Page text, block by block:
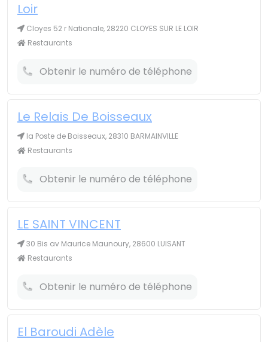
Loir
Cloyes 52 r Nationale, 28220 CLOYES SUR LE LOIR
Restaurants
Obtenir le numéro de téléphone
Le Relais De Boisseaux
la Poste de Boisseaux, 28310 BARMAINVILLE
Restaurants
Obtenir le numéro de téléphone
LE SAINT VINCENT
30 Bis av Maurice Maunoury, 28600 LUISANT
Restaurants
Obtenir le numéro de téléphone
El Baroudi Adèle